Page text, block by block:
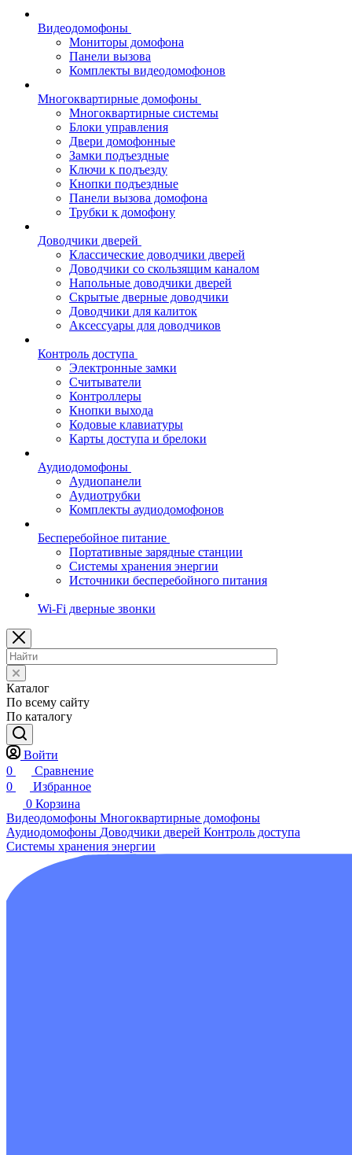
Видеодомофоны
Мониторы домофона
Панели вызова
Комплекты видеодомофонов
Многоквартирные домофоны
Многоквартирные системы
Блоки управления
Двери домофонные
Замки подъездные
Ключи к подъезду
Кнопки подъездные
Панели вызова домофона
Трубки к домофону
Доводчики дверей
Классические доводчики дверей
Доводчики со скользящим каналом
Напольные доводчики дверей
Скрытые дверные доводчики
Доводчики для калиток
Аксессуары для доводчиков
Контроль доступа
Электронные замки
Считыватели
Контроллеры
Кнопки выхода
Кодовые клавиатуры
Карты доступа и брелоки
Аудиодомофоны
Аудиопанели
Аудиотрубки
Комплекты аудиодомофонов
Бесперебойное питание
Портативные зарядные станции
Системы хранения энергии
Источники бесперебойного питания
Wi-Fi дверные звонки
Каталог
По всему сайту
По каталогу
Войти
0
Сравнение
0
Избранное
0 Корзина
Видеодомофоны Многоквартирные домофоны
Аудиодомофоны Доводчики дверей Контроль доступа
Системы хранения энергии